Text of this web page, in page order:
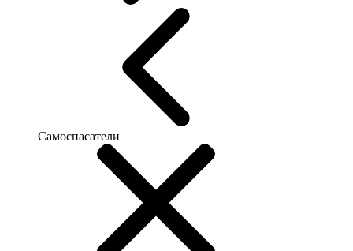
Самоспасатели